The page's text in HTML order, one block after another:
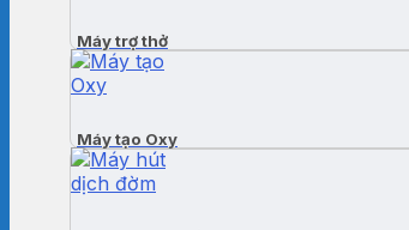
Máy trợ thở
Máy tạo Oxy